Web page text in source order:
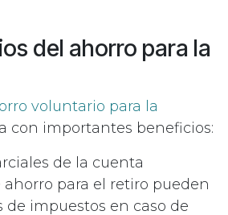
del ahorro para la
voluntario para la
con importantes beneficios:
de la cuenta
para el retiro pueden
de impuestos en caso de